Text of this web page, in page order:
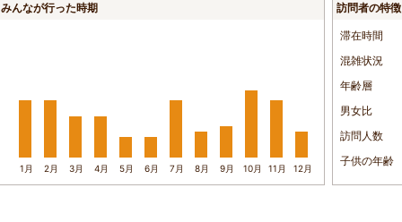
みんなが行った時期
1月 2月 3月 4月 5月 6月 7月 8月 9月 10月 11月 12月
訪問者の特徴
滞在時間
混雑状況
年齢層
男女比
訪問人数
子供の年齢